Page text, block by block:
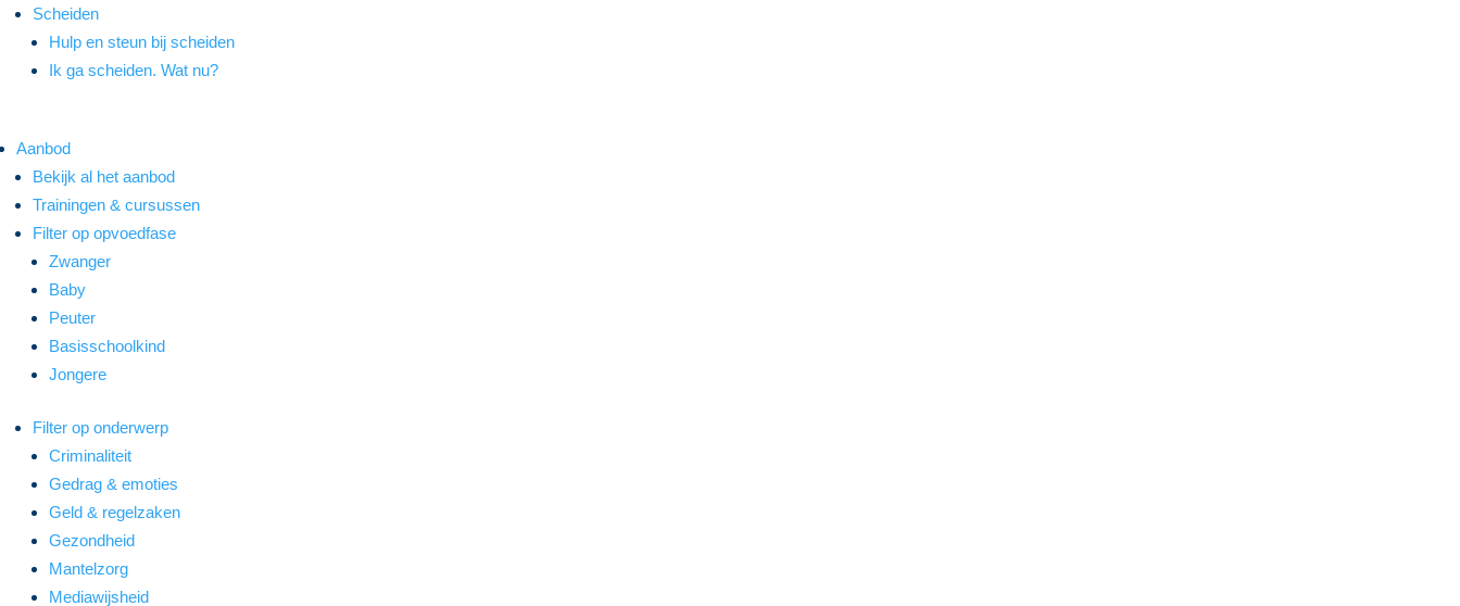
Scheiden
Hulp en steun bij scheiden
Ik ga scheiden. Wat nu?
Aanbod
Bekijk al het aanbod
Trainingen & cursussen
Filter op opvoedfase
Zwanger
Baby
Peuter
Basisschoolkind
Jongere
Filter op onderwerp
Criminaliteit
Gedrag & emoties
Geld & regelzaken
Gezondheid
Mantelzorg
Mediawijsheid